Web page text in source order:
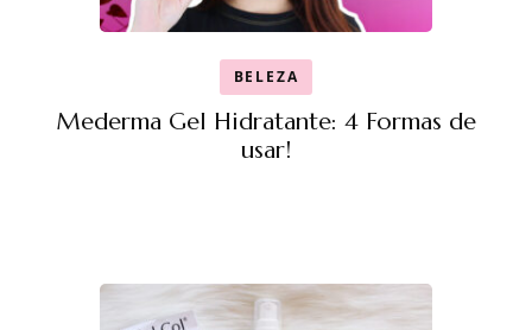
BELEZA
Mederma Gel Hidratante: 4 Formas de
usar!